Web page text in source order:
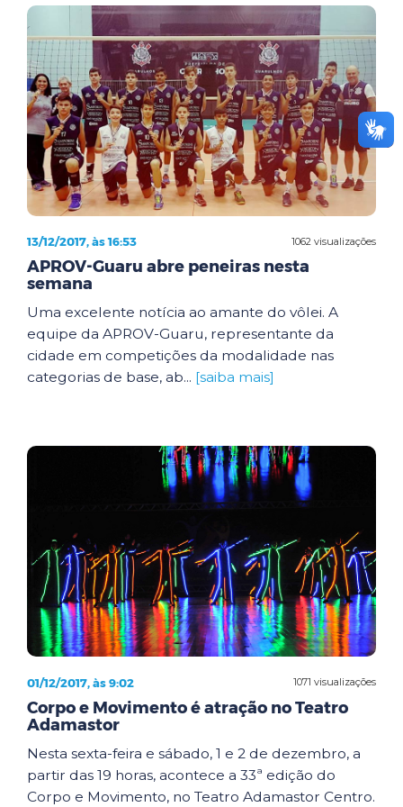
1062 visualizações
13/12/2017, às 16:53
APROV-Guaru abre peneiras nesta
semana
Uma excelente notícia ao amante do vôlei. A
equipe da APROV-Guaru, representante da
cidade em competições da modalidade nas
categorias de base, ab... [saiba mais]
1071 visualizações
01/12/2017, às 9:02
Corpo e Movimento é atração no Teatro
Adamastor
Nesta sexta-feira e sábado, 1 e 2 de dezembro, a
partir das 19 horas, acontece a 33ª edição do
Corpo e Movimento, no Teatro Adamastor Centro.